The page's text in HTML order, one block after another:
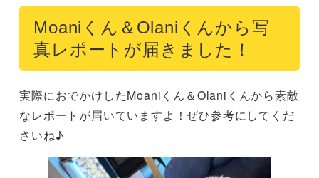
Moaniくん＆Olaniくんから写
真レポートが届きました！
実際におでかけしたMoaniくん＆Olaniくんから素敵
なレポートが届いていますよ！ぜひ参考にしてくだ
さいね♪